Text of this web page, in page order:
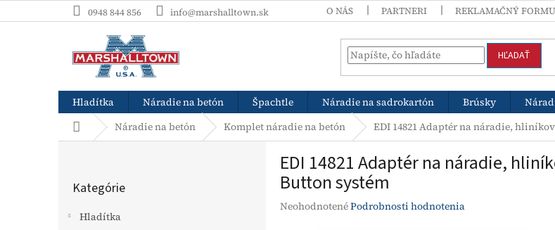
na
0948 844 856 info@marshalltown.sk O NÁS PARTNERI REKLAMAČNÝ
HĽADAŤ
Hladítka Náradie na betón Špachtle Náradie na sadrokartón Brúsky
DomovNáradie na betón Komplet náradie na betón EDI 14821 Adaptér na náradie,
kategórie
Kategórie
Hladítka
EDI 14821 Adaptér na náradie,
Button systém
Priemerné
NeohodnotenéPodrobnosti hodnotenia